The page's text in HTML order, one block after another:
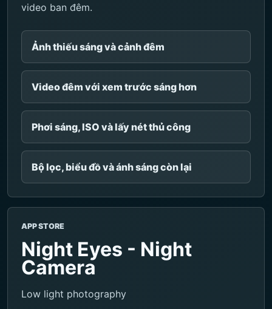
video ban đêm.
Ảnh thiếu sáng và cảnh đêm
Video đêm với xem trước sáng hơn
Phơi sáng, ISO và lấy nét thủ công
Bộ lọc, biểu đồ và ánh sáng còn lại
APP STORE
Night Eyes - Night
Camera
Low light photography